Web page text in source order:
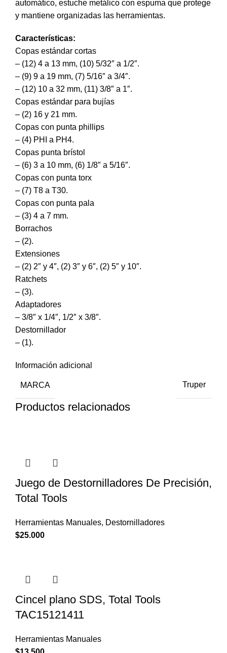
automático, estuche metálico con espuma que protege
y mantiene organizadas las herramientas.
Características:
Copas estándar cortas
– (12) 4 a 13 mm, (10) 5/32″ a 1/2″.
– (9) 9 a 19 mm, (7) 5/16″ a 3/4″.
– (12) 10 a 32 mm, (11) 3/8″ a 1″.
Copas estándar para bujías
– (2) 16 y 21 mm.
Copas con punta phillips
– (4) PHI a PH4.
Copas punta brístol
– (6) 3 a 10 mm, (6) 1/8″ a 5/16″.
Copas con punta torx
– (7) T8 a T30.
Copas con punta pala
– (3) 4 a 7 mm.
Borrachos
– (2).
Extensiones
– (2) 2″ y 4″, (2) 3″ y 6″, (2) 5″ y 10″.
Ratchets
– (3).
Adaptadores
– 3/8″ x 1/4″, 1/2″ x 3/8″.
Destornillador
– (1).
Información adicional
MARCA Truper
Productos relacionados
Juego de Destornilladores De Precisión,
Total Tools
Herramientas Manuales, Destornilladores
$25.000
Cincel plano SDS, Total Tools
TAC15121411
Herramientas Manuales